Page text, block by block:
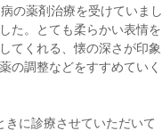
の薬剤治療を受けていまし
た。とても柔らかい表情を
てくれる、懐の深さが印象
の調整などをすすめていく
に診療させていただいて